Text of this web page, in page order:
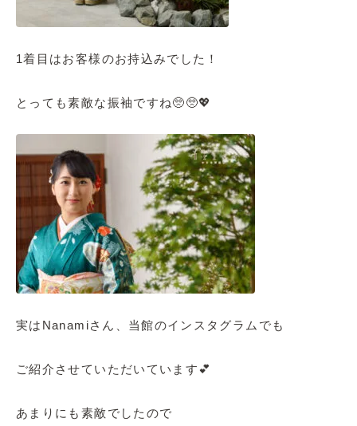
1着目はお客様のお持込みでした！
とっても素敵な振袖ですね🥺🥺💖
実はNanamiさん、当館のインスタグラムでも
ご紹介させていただいています💕
あまりにも素敵でしたので